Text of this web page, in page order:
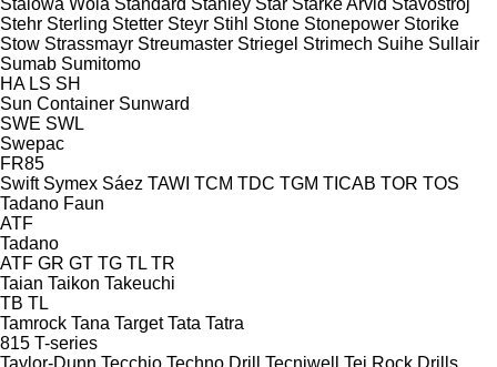
Stehr Sterling Stetter Steyr Stihl Stone Stonepower Storike
Stow Strassmayr Streumaster Striegel Strimech Suihe Sullair
Sumab Sumitomo
HA LS SH
Sun Container Sunward
SWE SWL
Swepac
FR85
Swift Symex Sáez TAWI TCM TDC TGM TICAB TOR TOS
Tadano Faun
ATF
Tadano
ATF GR GT TG TL TR
Taian Taikon Takeuchi
TB TL
Tamrock Tana Target Tata Tatra
815 T-series
Taylor-Dunn Tecchio Techno Drill Tecniwell
Tei Rock Drills